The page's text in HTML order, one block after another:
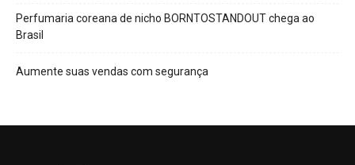
Perfumaria coreana de nicho BORNTOSTANDOUT chega ao
Brasil
Aumente suas vendas com segurança